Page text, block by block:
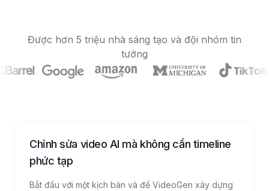
Được hơn 5 triệu nhà sáng tạo và đội nhóm tin
tưởng
Chỉnh sửa video AI mà không cần timeline
phức tạp
Bắt đầu với một kịch bản và để VideoGen xây dựng